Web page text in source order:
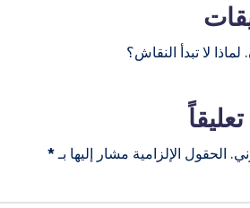
لا تبدأ النقاش؟
الحقول الإلزامية مشار إليها بـ*